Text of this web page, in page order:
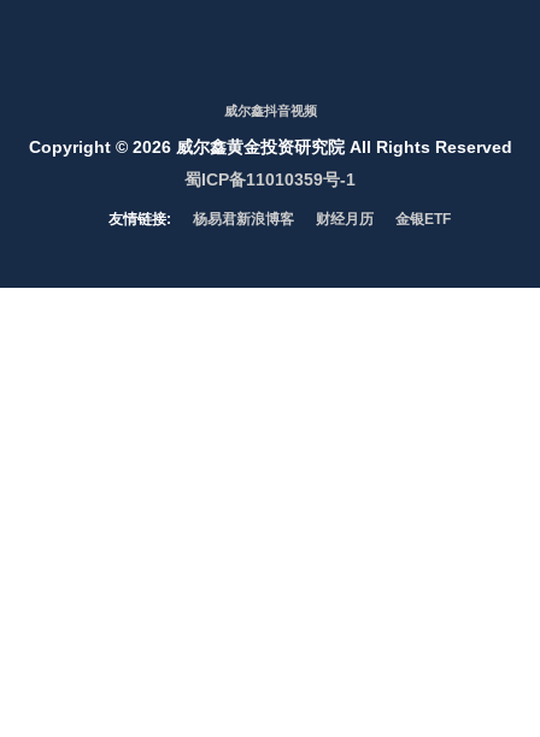
威尔鑫抖音视频
Copyright © 2026 威尔鑫黄金投资研究院 All Rights Reserved
蜀ICP备11010359号-1
友情链接: 杨易君新浪博客 财经月历 金银ETF